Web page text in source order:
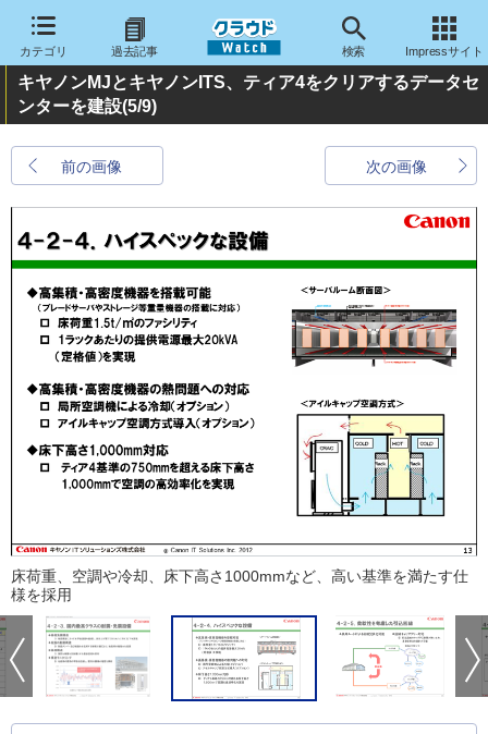
カテゴリ 過去記事 検索 Impressサイト
キヤノンMJとキヤノンITS、ティア4をクリアするデータセ
ンターを建設(5/9)
前の画像 次の画像
床荷重、空調や冷却、床下高さ1000mmなど、高い基準を満たす仕
様を採用